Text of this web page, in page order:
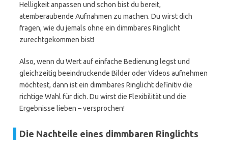
Helligkeit anpassen und schon bist du bereit,
atemberaubende Aufnahmen zu machen. Du wirst dich
fragen, wie du jemals ohne ein dimmbares Ringlicht
zurechtgekommen bist!
Also, wenn du Wert auf einfache Bedienung legst und
gleichzeitig beeindruckende Bilder oder Videos aufnehmen
möchtest, dann ist ein dimmbares Ringlicht definitiv die
richtige Wahl für dich. Du wirst die Flexibilität und die
Ergebnisse lieben – versprochen!
Die Nachteile eines dimmbaren Ringlichts